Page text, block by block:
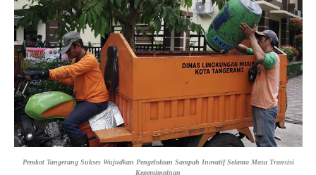
Pemkot Tangerang Sukses Wujudkan Pengelolaan Sampah Inovatif Selama Masa Transisi
Kepemimpinan